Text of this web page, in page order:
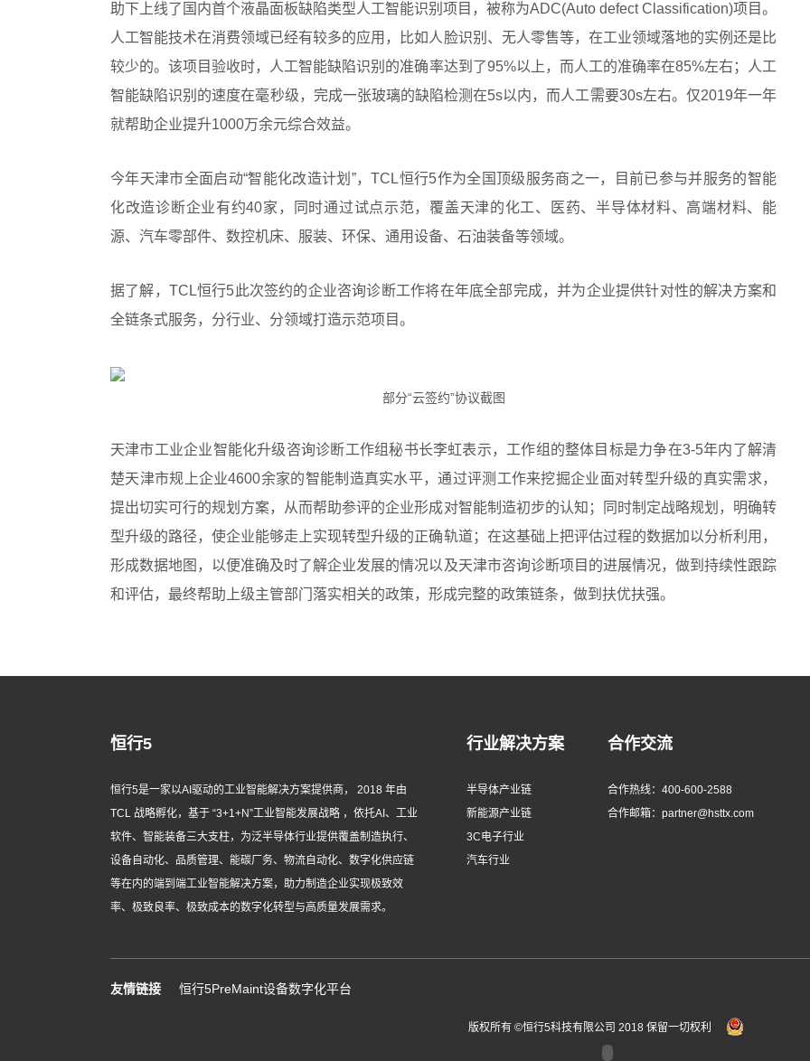
助下上线了国内首个液晶面板缺陷类型人工智能识别项目，被称为ADC(Auto defect Classification)项目。
人工智能技术在消费领域已经有较多的应用，比如人脸识别、无人零售等，在工业领域落地的实例还是比
较少的。该项目验收时，人工智能缺陷识别的准确率达到了95%以上，而人工的准确率在85%左右；人工
智能缺陷识别的速度在毫秒级，完成一张玻璃的缺陷检测在5s以内，而人工需要30s左右。仅2019年一年
就帮助企业提升1000万余元综合效益。
今年天津市全面启动“智能化改造计划”，TCL恒行5作为全国顶级服务商之一，目前已参与并服务的智能
化改造诊断企业有约40家，同时通过试点示范，覆盖天津的化工、医药、半导体材料、高端材料、能
源、汽车零部件、数控机床、服装、环保、通用设备、石油装备等领域。
据了解，TCL恒行5此次签约的企业咨询诊断工作将在年底全部完成，并为企业提供针对性的解决方案和
全链条式服务，分行业、分领域打造示范项目。
部分“云签约”协议截图
天津市工业企业智能化升级咨询诊断工作组秘书长李虹表示，工作组的整体目标是力争在3-5年内了解清
楚天津市规上企业4600余家的智能制造真实水平，通过评测工作来挖掘企业面对转型升级的真实需求，
提出切实可行的规划方案，从而帮助参评的企业形成对智能制造初步的认知；同时制定战略规划，明确转
型升级的路径，使企业能够走上实现转型升级的正确轨道；在这基础上把评估过程的数据加以分析利用，
形成数据地图，以便准确及时了解企业发展的情况以及天津市咨询诊断项目的进展情况，做到持续性跟踪
和评估，最终帮助上级主管部门落实相关的政策，形成完整的政策链条，做到扶优扶强。
恒行5
恒行5是一家以AI驱动的工业智能解决方案提供商， 2018 年由
TCL 战略孵化，基于 “3+1+N”工业智能发展战略 ，依托AI、工业
软件、智能装备三大支柱，为泛半导体行业提供覆盖制造执行、
设备自动化、品质管理、能碳厂务、物流自动化、数字化供应链
等在内的端到端工业智能解决方案，助力制造企业实现极致效
率、极致良率、极致成本的数字化转型与高质量发展需求。
行业解决方案
半导体产业链
新能源产业链
3C电子行业
汽车行业
合作交流
合作热线：400-600-2588
合作邮箱：partner@hsttx.com
友情链接 恒行5PreMaint设备数字化平台
版权所有 ©恒行5科技有限公司 2018 保留一切权利